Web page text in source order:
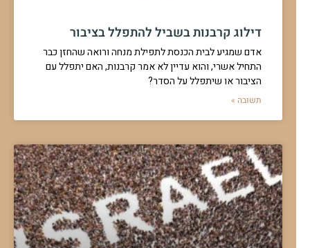
פרשת ויגש - איך מגיעים לשמחה
הפסק באמצע הסעודה והליכה
למקום אחר
ברכה על בורקס בסעודה סופגנייה בסעודה זימון
להמשך לחצו כאן >>